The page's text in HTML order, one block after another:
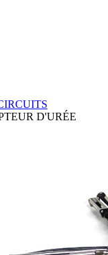
D'URÉE